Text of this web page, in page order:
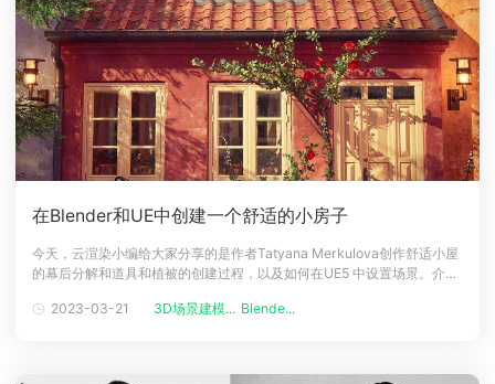
在Blender和UE中创建一个舒适的小房子
今天，云渲染小编给大家分享的是作者Tatyana Merkulova创作舒适小屋
的幕后分解和道具和植被的创建过程，以及如何在UE5 中设置场景。介绍
环境艺术家。我在 Gamedev 有将近 8 年的经验，主要是担任道具美术
2023-03-21 3D场景建模... Blende...